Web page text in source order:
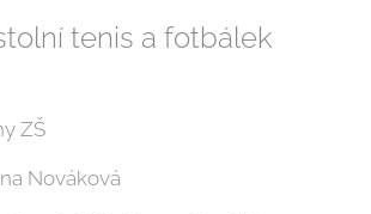
tenis a fotbálek
ZŠ
Nováková